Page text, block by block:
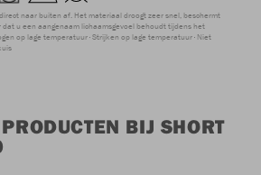
naar buiten af. Het materiaal droogt zeer snel, beschermt
u een aangenaam lichaamsgevoel behoudt tijdens het
op lage temperatuur Strijken op lage temperatuur Niet
BIJ SHORT